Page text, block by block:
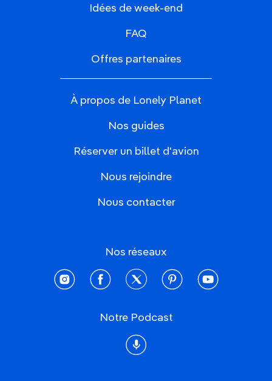
Idées de week-end
FAQ
Offres partenaires
À propos de Lonely Planet
Nos guides
Réserver un billet d'avion
Nous rejoindre
Nous contacter
Nos réseaux
instagramfacebooktwitter pinterestyoutube
Notre Podcast
Podcast